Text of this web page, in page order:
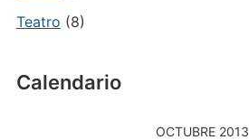
Teatro (8)
Calendario
OCTUBRE 2013